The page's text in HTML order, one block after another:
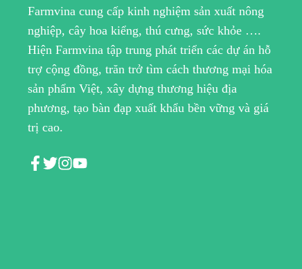
Farmvina cung cấp kinh nghiệm sản xuất nông
nghiệp, cây hoa kiểng, thú cưng, sức khỏe ….
Hiện Farmvina tập trung phát triển các dự án hỗ
trợ cộng đồng, trăn trở tìm cách thương mại hóa
sản phẩm Việt, xây dựng thương hiệu địa
phương, tạo bàn đạp xuất khẩu bền vững và giá
trị cao.